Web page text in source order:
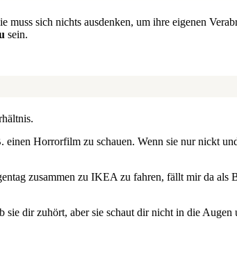
sich nichts ausdenken, um ihre eigenen
sein.
Horrorfilm zu schauen. Wenn sie nur nickt
zusammen zu IKEA zu fahren, fällt mir da als
dir zuhört, aber sie schaut dir nicht in die Augen